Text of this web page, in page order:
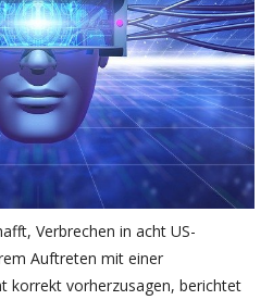
Verbrechen in acht US-
Auftreten mit einer
korrekt vorherzusagen, berichtet